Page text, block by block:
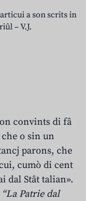
a son scrits in
– V.J.
convints di fâ
o sin un
parons, che
cumò di cent
dal Stât talian».
Patrie dal